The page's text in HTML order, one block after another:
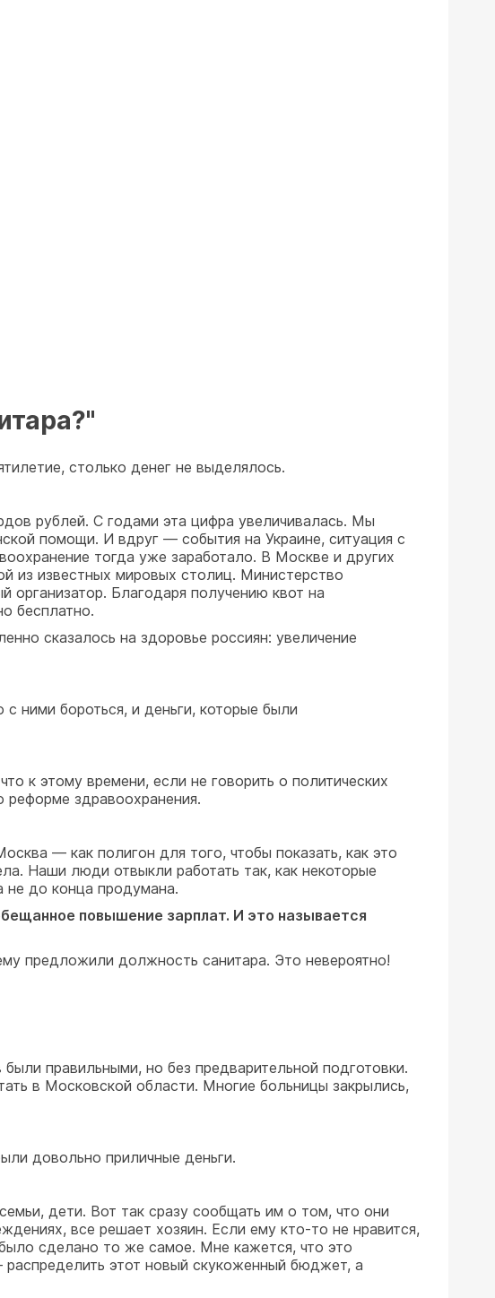
столько денег не выделялось.
рублей. С годами эта цифра увеличивалась. Мы
помощи. И вдруг — события на Украине, ситуация с
тогда уже заработало. В Москве и других
из известных мировых столиц. Министерство
организатор. Благодаря получению квот на
бесплатно.
сказалось на здоровье россиян: увеличение
ними бороться, и деньги, которые были
к этому времени, если не говорить о политических
реформе здравоохранения.
— как полигон для того, чтобы показать, как это
Наши люди отвыкли работать так, как некоторые
не до конца продумана.
повышение зарплат. И это называется
предложили должность санитара. Это невероятно!
правильными, но без предварительной подготовки.
в Московской области. Многие больницы закрылись,
довольно приличные деньги.
дети. Вот так сразу сообщать им о том, что они
все решает хозяин. Если ему кто-то не нравится,
сделано то же самое. Мне кажется, что это
этот новый скукоженный бюджет, а